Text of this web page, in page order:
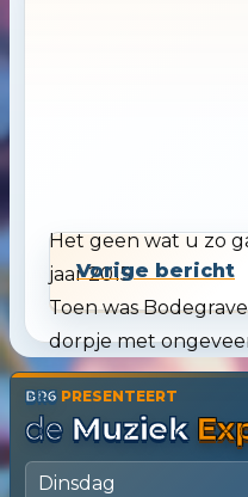
BR6 PRESENTEERT
de Muziek
Dinsdag
Het geen wat u zo
jaar 2015
Toen was
dorpje met
inwoners, en waar
getekend bij elk
dat te vinden was,
Vorige bericht